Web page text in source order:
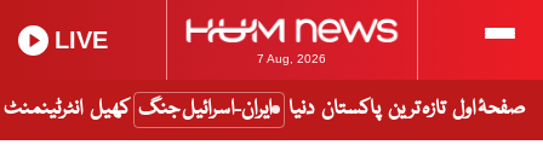
7 Aug, 2026
LIVE
صفحۂ اول تازہ ترین پاکستان دنیا ایران-اسرائیل جنگ کھیل انٹرٹینمنٹ